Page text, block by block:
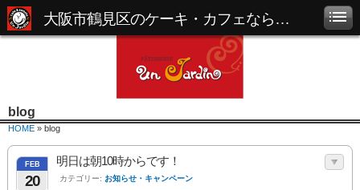
大阪市鶴見区のケーキ・カフェなら「パティスリー アンジャルダン」
blog
HOME » blog
FEB
20
明日は朝10時からです！
カテゴリー: お知らせ・キャンペーン